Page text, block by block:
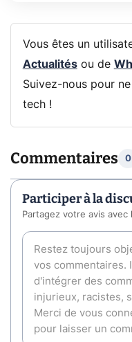
Vous êtes un
Actualitésou de
Suivez-nous pour
tech !
Commentaires 0
Participer à la
Partagez votre avis avec